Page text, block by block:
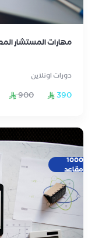
مهارات المستشار
دورات اونلاين
390
900
1000
مقاعد